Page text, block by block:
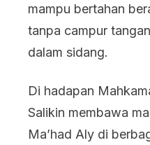
mampu bertahan
tanpa campur
dalam sidang.
Di hadapan
Salikin membawa
Ma’had Aly di